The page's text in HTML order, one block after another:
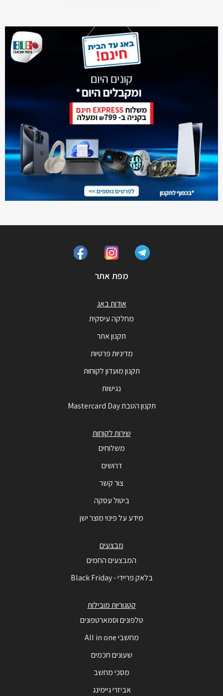
מפת אתר
אודות באג
מחלקה עיסקית
תקנון אתר
מדיניות פרטיות
תקנון מועדון לקוחות
נגישות
תקנון הטבת Mastercard Day
שירות לקוחות
משלוחים
דרושים
צור קשר
ביטול עסקה
מידע על פינוי מוצר ישן
מבצעים
המבצעים החמים
בלאק פריידי - Black Friday
קטגוריות מובילות
טלפונים וסמארטפונים
מחשבי All in one
שעונים חכמים
מסכי מחשב
אביזרי גיימינג